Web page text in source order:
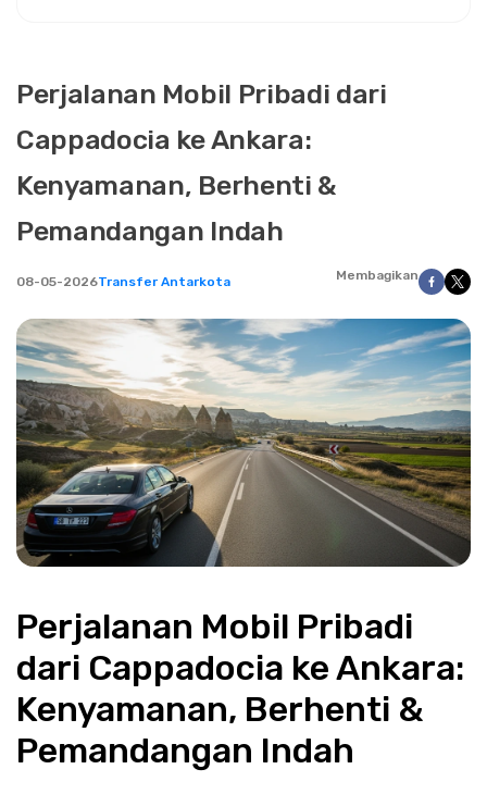
Perjalanan Mobil Pribadi dari
Cappadocia ke Ankara:
Kenyamanan, Berhenti &
Pemandangan Indah
08-05-2026Transfer Antarkota Membagikan
Perjalanan Mobil Pribadi
dari Cappadocia ke Ankara:
Kenyamanan, Berhenti &
Pemandangan Indah